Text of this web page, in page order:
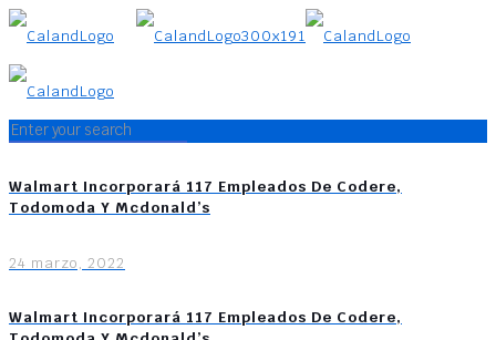
Walmart Incorporará 117 Empleados De Codere,
Todomoda Y Mcdonald’s
24 marzo, 2022
Walmart Incorporará 117 Empleados De Codere,